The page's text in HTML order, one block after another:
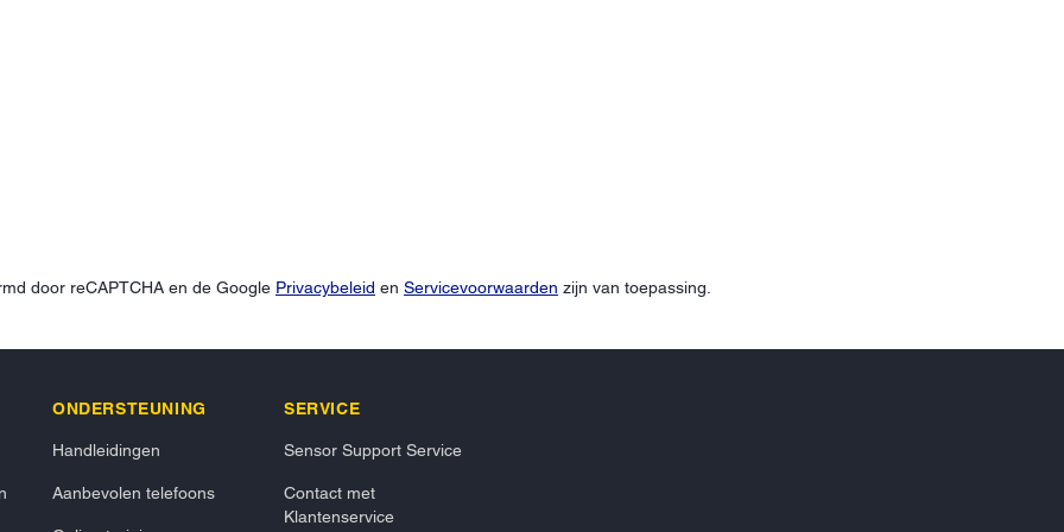
door reCAPTCHA en de Google Privacybeleid en Servicevoorwaarden zijn van toepassing.
ONDERSTEUNING
Handleidingen
Aanbevolen telefoons
SERVICE
Sensor Support Service
Contact met
Klantenservice